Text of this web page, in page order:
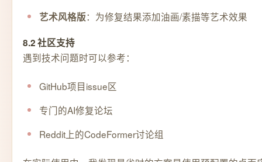
艺术风格版：为修复结果添加油画/素描等艺术效果
8.2 社区支持
遇到技术问题时可以参考：
GitHub项目issue区
专门的AI修复论坛
Reddit上的CodeFormer讨论组